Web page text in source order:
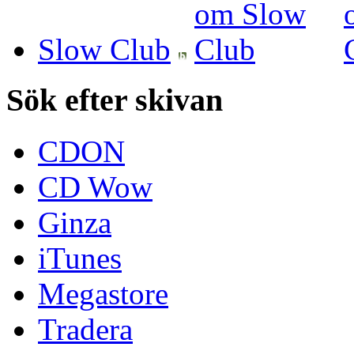
Slow Club
Sök efter skivan
CDON
CD Wow
Ginza
iTunes
Megastore
Tradera